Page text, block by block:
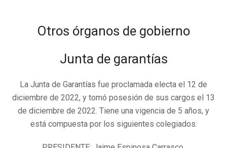
Otros órganos de gobierno
Junta de garantías
La Junta de Garantías fue proclamada electa el 12 de
diciembre de 2022, y tomó posesión de sus cargos el 13
de diciembre de 2022. Tiene una vigencia de 5 años, y
está compuesta por los siguientes colegiados: